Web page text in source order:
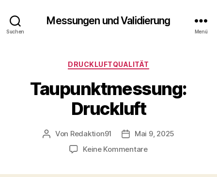
Suchen
Messungen und Validierung
Menü
Kategorien
DRUCKLUFTQUALITÄT
Taupunktmessung:
Druckluft
Beitragsautor
Von Redaktion91 Veröffentlichungsdatum
Mai 9, 2025
Keine Kommentarezu